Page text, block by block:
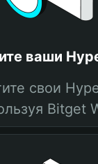
ваши
свои
Bitget